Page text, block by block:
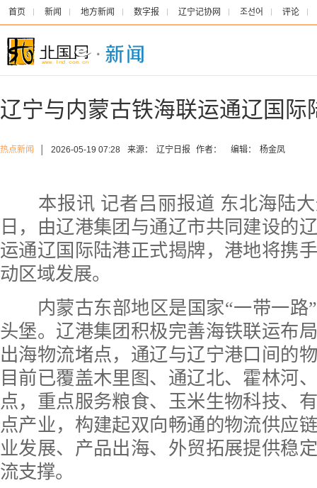
首页 新闻 地方新闻 数字报 辽宁记协网 조선어 评论
辽宁与内蒙古铁海联运通辽国际
热点新闻 2026-05-19 07:28 来源： 辽宁日报 作者： 编辑： 杨金凤
本报讯 记者吕丽报道 东北海陆大
日，由辽港集团与通辽市共同建设的
运通辽国际陆港正式揭牌，港地将携
动区域发展。
内蒙古东部地区是国家“一带一路”
头堡。辽港集团积极完善海铁联运布
出海物流堵点，通辽与辽宁港口间的
目前已覆盖木里图、通辽北、霍林河
点，重点服务粮食、玉米生物科技、
点产业，构建起双向畅通的物流供应
业发展、产品出海、外贸拓展提供稳
流支撑。